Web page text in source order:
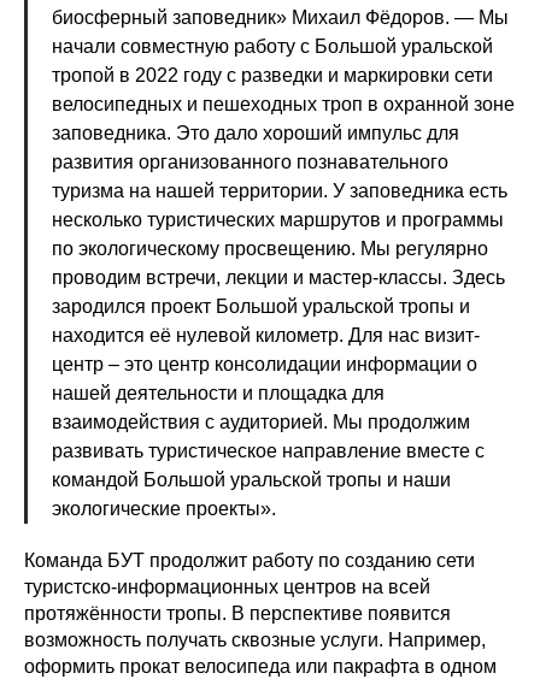
биосферный заповедник» Михаил Фёдоров. — Мы
начали совместную работу с Большой уральской
тропой в 2022 году с разведки и маркировки сети
велосипедных и пешеходных троп в охранной зоне
заповедника. Это дало хороший импульс для
развития организованного познавательного
туризма на нашей территории. У заповедника есть
несколько туристических маршрутов и программы
по экологическому просвещению. Мы регулярно
проводим встречи, лекции и мастер-классы. Здесь
зародился проект Большой уральской тропы и
находится её нулевой километр. Для нас визит-
центр – это центр консолидации информации о
нашей деятельности и площадка для
взаимодействия с аудиторией. Мы продолжим
развивать туристическое направление вместе с
командой Большой уральской тропы и наши
экологические проекты».
Команда БУТ продолжит работу по созданию сети
туристско-информационных центров на всей
протяжённости тропы. В перспективе появится
возможность получать сквозные услуги. Например,
оформить прокат велосипеда или пакрафта в одном